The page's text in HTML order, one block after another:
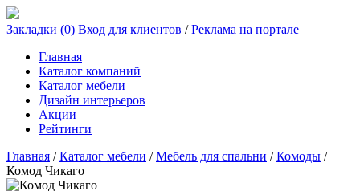
Закладки (0) Вход для клиентов /Реклама на портале
Главная
Каталог компаний
Каталог мебели
Дизайн интерьеров
Акции
Рейтинги
Главная /Каталог мебели /Мебель для спальни /Комоды /
Комод Чикаго